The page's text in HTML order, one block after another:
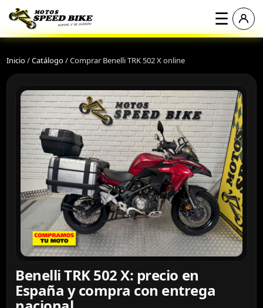
☰
Inicio/Catálogo/Comprar Benelli TRK 502 X online
Benelli TRK 502 X: precio en
España y compra con entrega